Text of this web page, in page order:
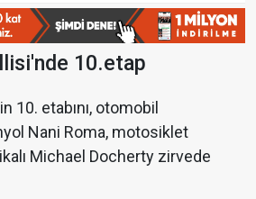
10.etap
10. etabını, otomobil
Nani Roma, motosiklet
Michael Docherty zirvede